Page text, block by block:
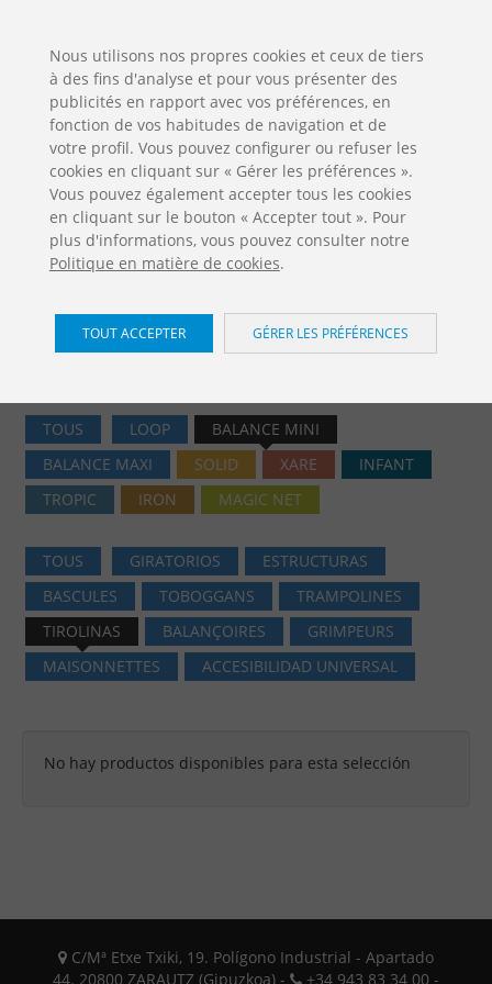
TÉLÉCHARGEMENTS
Jolas Catalogue
Aires de jeux / Balance Mini
TOUS LOOP
BALANCE MINI
BALANCE MAXI
SOLID XARE
INFANT
TROPIC
IRON MAGIC NET
TOUS GIRATORIOS
ESTRUCTURAS
BASCULES
TOBOGGANS
TRAMPOLINES
TIROLINAS
BALANÇOIRES
GRIMPEURS
MAISONNETTES
ACCESIBILIDAD UNIVERSAL
No hay productos disponibles para esta selección
C/Mª Etxe Txiki, 19. Polígono Industrial - Apartado
44. 20800 ZARAUTZ (Gipuzkoa) -
+34 943 83 34 00 -
Nous utilisons nos propres cookies et ceux de tiers
à des fins d'analyse et pour vous présenter des
publicités en rapport avec vos préférences, en
fonction de vos habitudes de navigation et de
votre profil. Vous pouvez configurer ou refuser les
cookies en cliquant sur « Gérer les préférences ».
Vous pouvez également accepter tous les cookies
en cliquant sur le bouton « Accepter tout ». Pour
plus d'informations, vous pouvez consulter notre
Politique en matière de cookies.
TOUT ACCEPTER GÉRER LES PRÉFÉRENCES